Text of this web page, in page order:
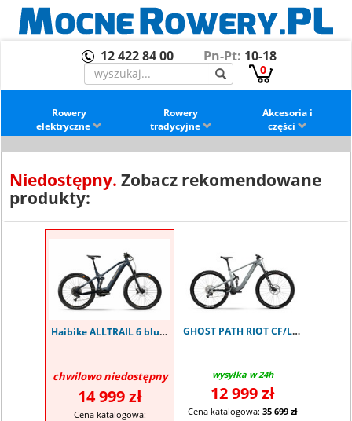
12 422 84 00 Pn-Pt: 10-18
0
Rowery
elektryczne
Rowery
tradycyjne
Akcesoria i
części
Niedostępny. Zobacz rekomendowane
produkty:
Haibike ALLTRAIL 6 blue 27.5"
chwilowo niedostępny
14 999 zł
Cena katalogowa:
GHOST PATH RIOT CF/LC Advanced M
wysyłka w 24h
12 999 zł
Cena katalogowa: 35 699 zł